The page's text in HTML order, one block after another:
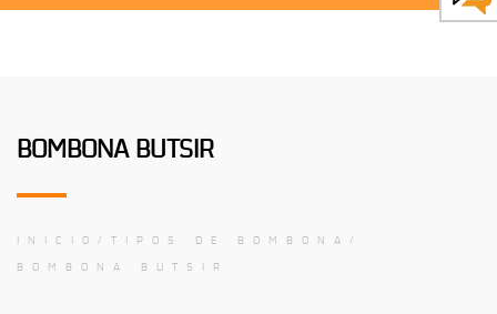
BOMBONA BUTSIR
INICIO
TIPOS DE BOMBONA
BOMBONA BUTSIR